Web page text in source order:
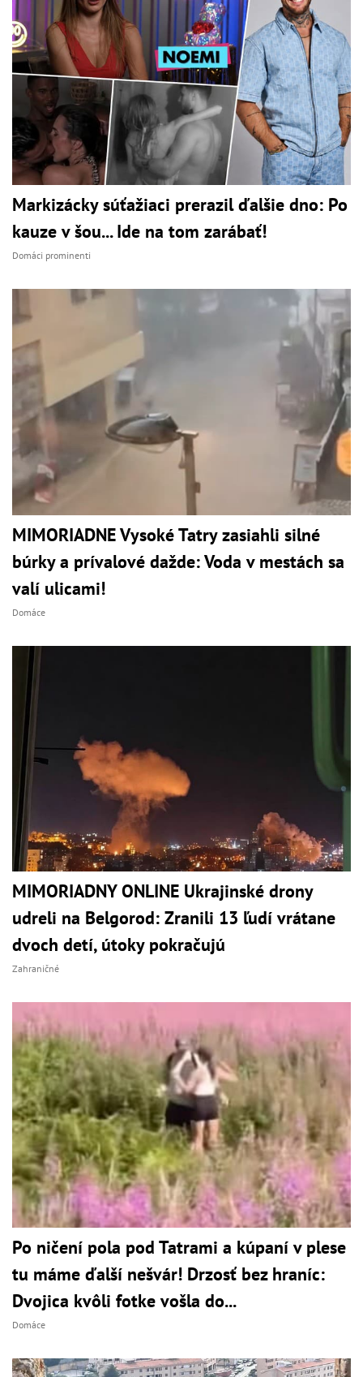
Markizácky súťažiaci prerazil ďalšie dno: Po
kauze v šou... Ide na tom zarábať!
Domáci prominenti
MIMORIADNE Vysoké Tatry zasiahli silné
búrky a prívalové dažde: Voda v mestách sa
valí ulicami!
Domáce
MIMORIADNY ONLINE Ukrajinské drony
udreli na Belgorod: Zranili 13 ľudí vrátane
dvoch detí, útoky pokračujú
Zahraničné
Po ničení pola pod Tatrami a kúpaní v plese
tu máme ďalší nešvár! Drzosť bez hraníc:
Dvojica kvôli fotke vošla do...
Domáce